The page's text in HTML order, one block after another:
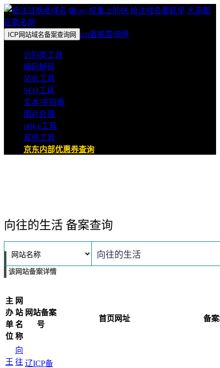
ICP网站域名备案查询网 icp备案查询网
识别类工具
编码解码
站长工具
SEO工具
文本/字符串
图片处理
office工具
其他工具
京东内部优惠券查询
向往的生活 备案查询
该网站备案详情
主
办
单
位
网
站
名
称
网站备案
号
首页网址 备
王
向
往 辽ICP备